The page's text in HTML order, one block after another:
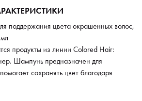
поддержания цвета окрашенных волос,
продукты из линии Colored Hair:
Шампунь предназначен для
сохранять цвет благодаря
его необходимым этапом после